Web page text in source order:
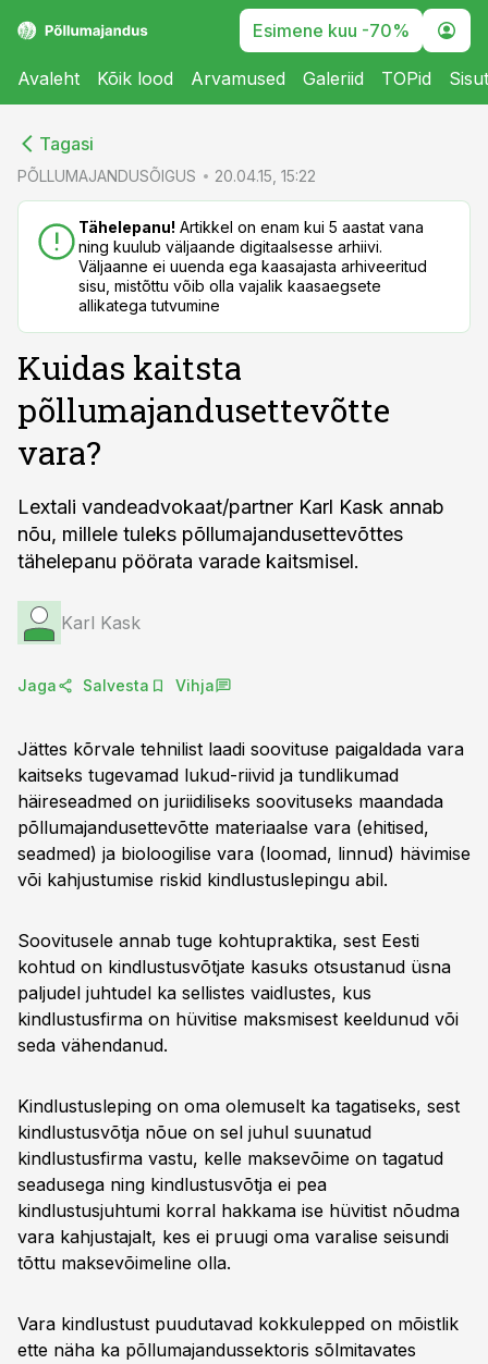
Esimene kuu -70%
Avaleht Kõik lood Arvamused Galeriid TOPid
Tagasi
PÕLLUMAJANDUSÕIGUS 20.04.15, 15:22
Tähelepanu! Artikkel on enam kui 5 aastat vana
ning kuulub väljaande digitaalsesse arhiivi.
Väljaanne ei uuenda ega kaasajasta arhiveeritud
sisu, mistõttu võib olla vajalik kaasaegsete
allikatega tutvumine
Kuidas kaitsta
põllumajandusettevõtte
vara?
Lextali vandeadvokaat/partner Karl Kask annab
nõu, millele tuleks põllumajandusettevõttes
tähelepanu pöörata varade kaitsmisel.
Karl Kask
Jaga Salvesta Vihja
Jättes kõrvale tehnilist laadi soovituse paigaldada vara
kaitseks tugevamad lukud-riivid ja tundlikumad
häireseadmed on juriidiliseks soovituseks maandada
põllumajandusettevõtte materiaalse vara (ehitised,
seadmed) ja bioloogilise vara (loomad, linnud) hävimise
või kahjustumise riskid kindlustuslepingu abil.
Soovitusele annab tuge kohtupraktika, sest Eesti
kohtud on kindlustusvõtjate kasuks otsustanud üsna
paljudel juhtudel ka sellistes vaidlustes, kus
kindlustusfirma on hüvitise maksmisest keeldunud või
seda vähendanud.
Kindlustusleping on oma olemuselt ka tagatiseks, sest
kindlustusvõtja nõue on sel juhul suunatud
kindlustusfirma vastu, kelle maksevõime on tagatud
seadusega ning kindlustusvõtja ei pea
kindlustusjuhtumi korral hakkama ise hüvitist nõudma
vara kahjustajalt, kes ei pruugi oma varalise seisundi
tõttu maksevõimeline olla.
Vara kindlustust puudutavad kokkulepped on mõistlik
ette näha ka põllumajandussektoris sõlmitavates